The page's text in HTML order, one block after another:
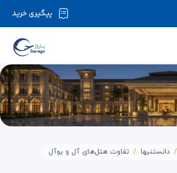
ارتباط با سرور قطع می باشد لطفا
پیگیری خرید
دانستنیها تفاوت هتل‌های آل و یوآل